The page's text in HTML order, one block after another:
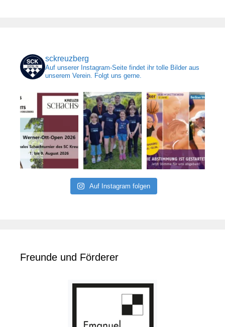
sckreuzberg
Auf unserer Instagram-Seite findet ihr tolle Bilder aus
unserem Verein. Folgt uns gerne.
Auf Instagram folgen
Freunde und Förderer